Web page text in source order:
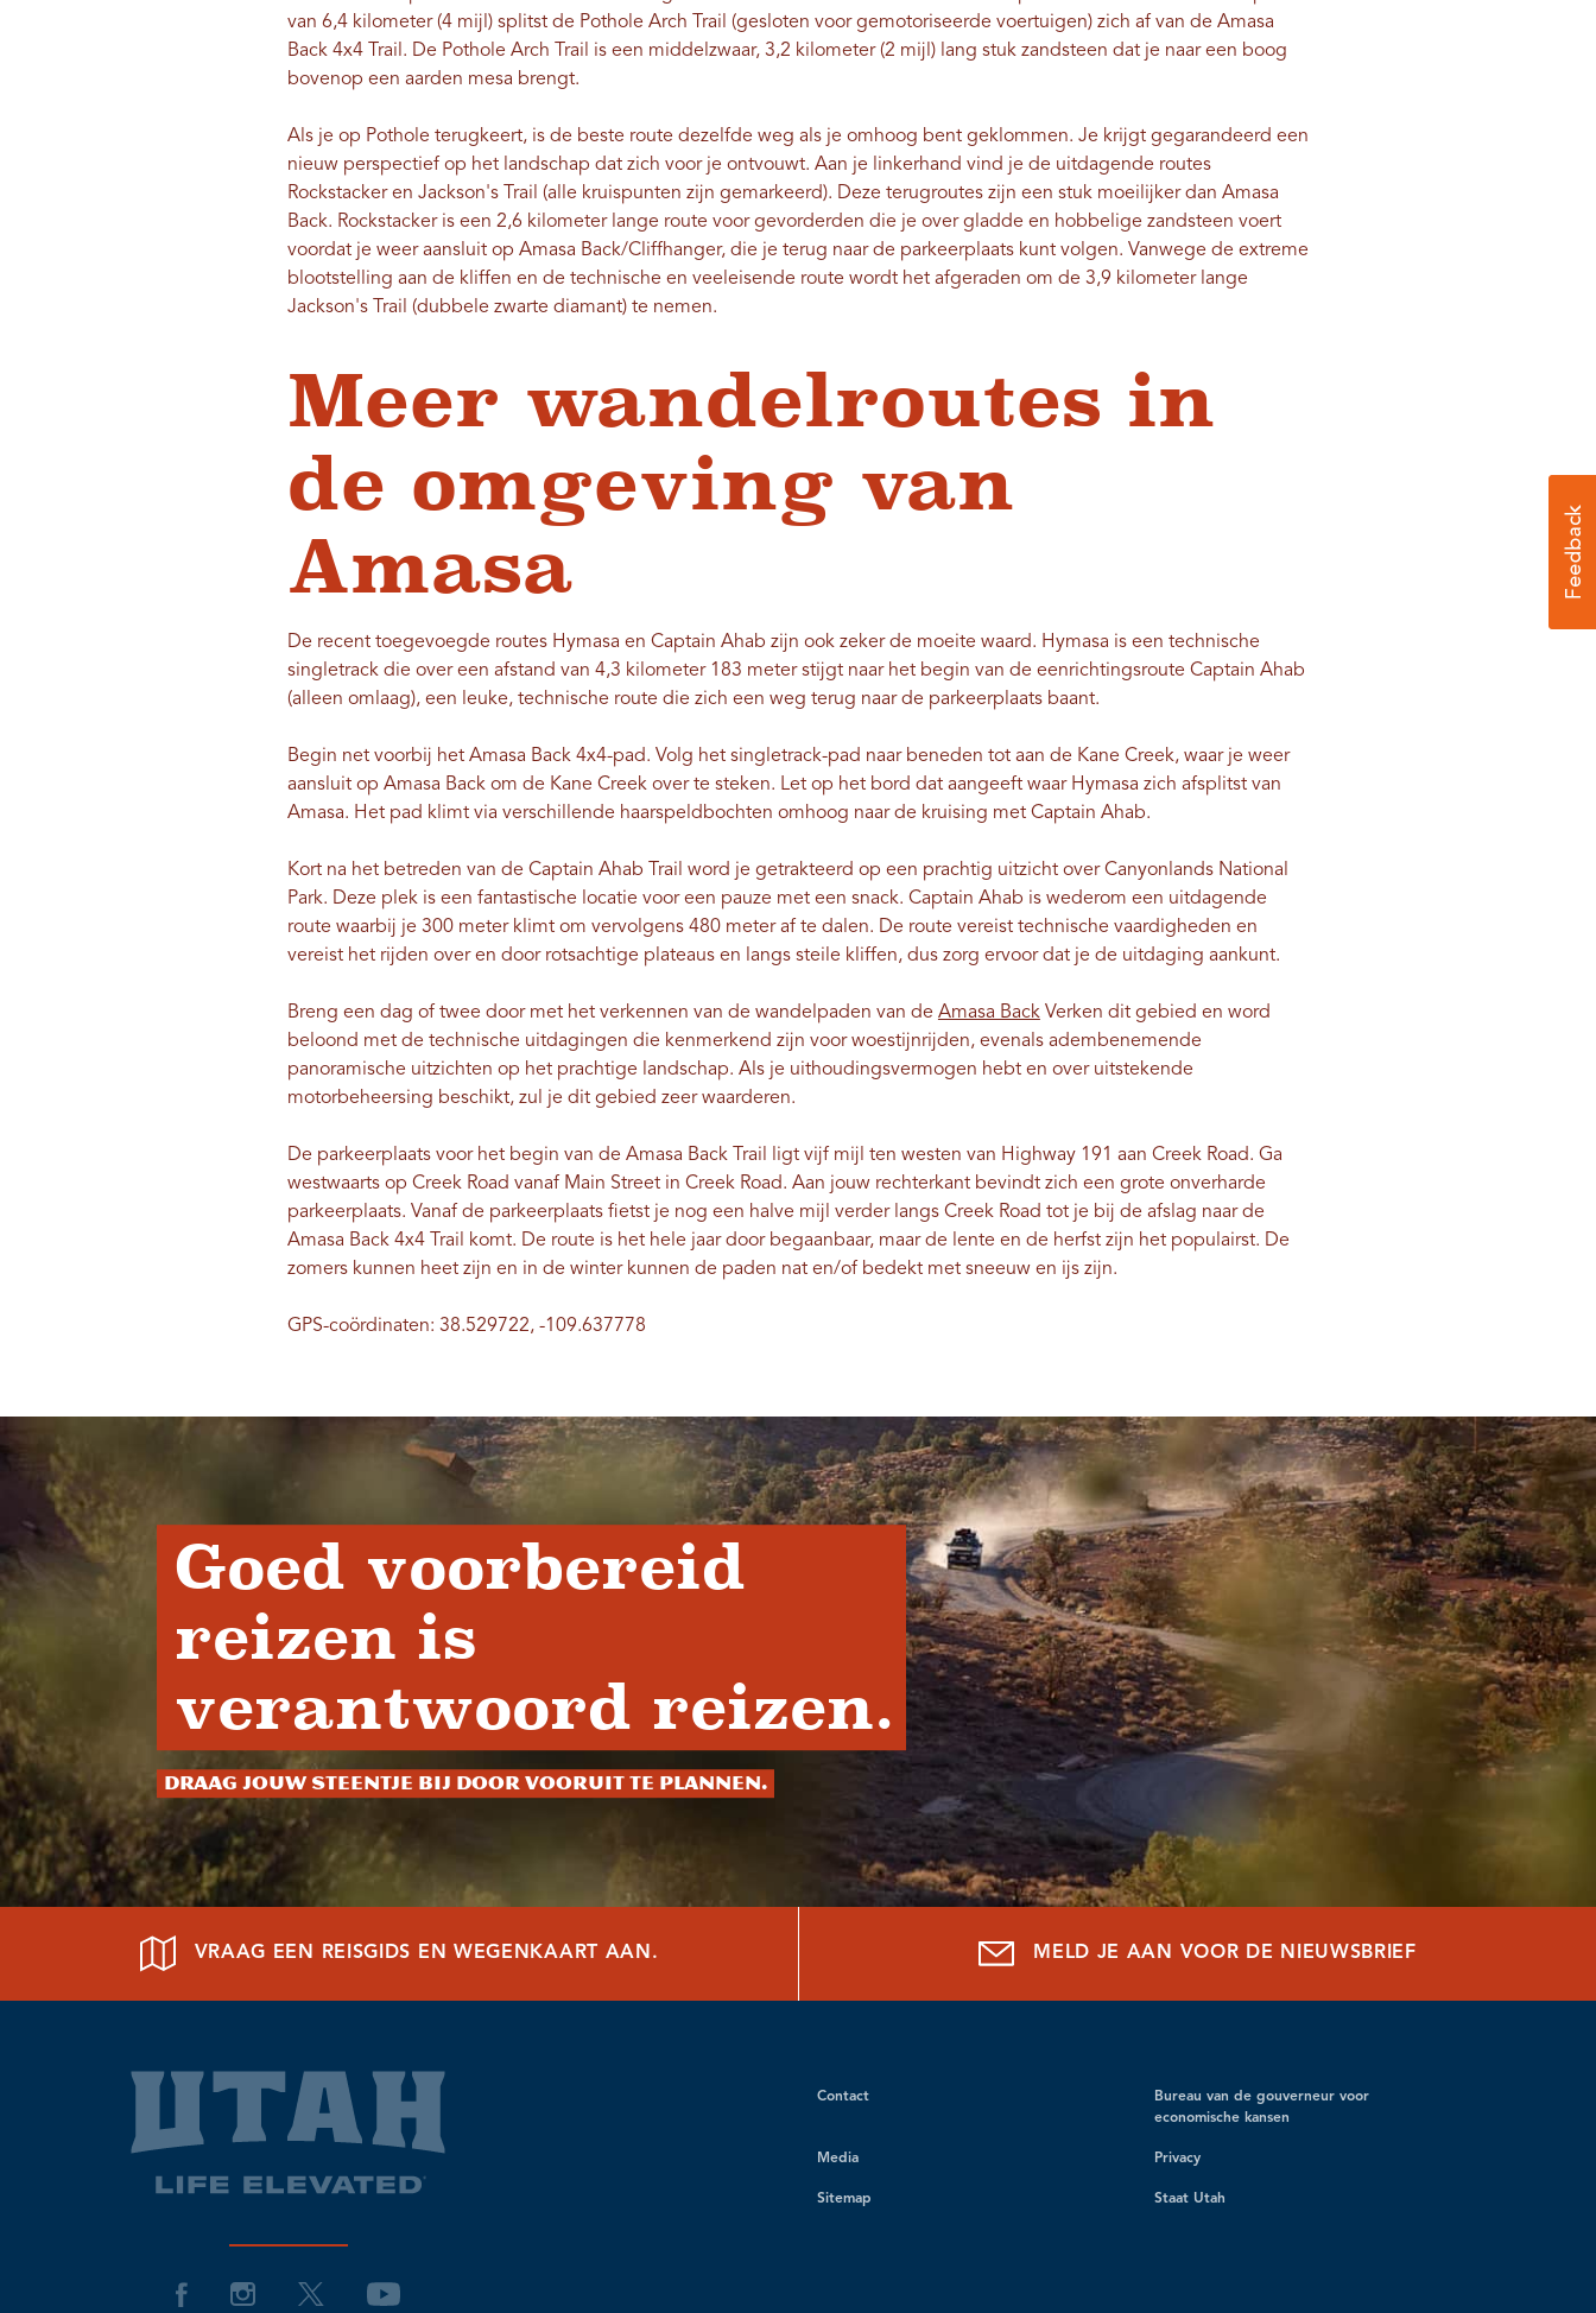
van 6,4 kilometer (4 mijl) splitst de Pothole Arch Trail (gesloten voor gemotoriseerde voertuigen) zich af van de Amasa
Back 4x4 Trail. De Pothole Arch Trail is een middelzwaar, 3,2 kilometer (2 mijl) lang stuk zandsteen dat je naar een boog
bovenop een aarden mesa brengt.
Als je op Pothole terugkeert, is de beste route dezelfde weg als je omhoog bent geklommen. Je krijgt gegarandeerd een
nieuw perspectief op het landschap dat zich voor je ontvouwt. Aan je linkerhand vind je de uitdagende routes
Rockstacker en Jackson's Trail (alle kruispunten zijn gemarkeerd). Deze terugroutes zijn een stuk moeilijker dan Amasa
Back. Rockstacker is een 2,6 kilometer lange route voor gevorderden die je over gladde en hobbelige zandsteen voert
voordat je weer aansluit op Amasa Back/Cliffhanger, die je terug naar de parkeerplaats kunt volgen. Vanwege de extreme
blootstelling aan de kliffen en de technische en veeleisende route wordt het afgeraden om de 3,9 kilometer lange
Jackson's Trail (dubbele zwarte diamant) te nemen.
Meer wandelroutes in
de omgeving van
Amasa
De recent toegevoegde routes Hymasa en Captain Ahab zijn ook zeker de moeite waard. Hymasa is een technische
singletrack die over een afstand van 4,3 kilometer 183 meter stijgt naar het begin van de eenrichtingsroute Captain Ahab
(alleen omlaag), een leuke, technische route die zich een weg terug naar de parkeerplaats baant.
Begin net voorbij het Amasa Back 4x4-pad. Volg het singletrack-pad naar beneden tot aan de Kane Creek, waar je weer
aansluit op Amasa Back om de Kane Creek over te steken. Let op het bord dat aangeeft waar Hymasa zich afsplitst van
Amasa. Het pad klimt via verschillende haarspeldbochten omhoog naar de kruising met Captain Ahab.
Kort na het betreden van de Captain Ahab Trail word je getrakteerd op een prachtig uitzicht over Canyonlands National
Park. Deze plek is een fantastische locatie voor een pauze met een snack. Captain Ahab is wederom een ​​uitdagende
route waarbij je 300 meter klimt om vervolgens 480 meter af te dalen. De route vereist technische vaardigheden en
vereist het rijden over en door rotsachtige plateaus en langs steile kliffen, dus zorg ervoor dat je de uitdaging aankunt.
Breng een dag of twee door met het verkennen van de wandelpaden van de Amasa BackVerken dit gebied en word
beloond met de technische uitdagingen die kenmerkend zijn voor woestijnrijden, evenals adembenemende
panoramische uitzichten op het prachtige landschap. Als je uithoudingsvermogen hebt en over uitstekende
motorbeheersing beschikt, zul je dit gebied zeer waarderen.
De parkeerplaats voor het begin van de Amasa Back Trail ligt vijf mijl ten westen van Highway 191 aan Creek Road. Ga
westwaarts op Creek Road vanaf Main Street in Creek Road. Aan jouw rechterkant bevindt zich een grote onverharde
parkeerplaats. Vanaf de parkeerplaats fietst je nog een halve mijl verder langs Creek Road tot je bij de afslag naar de
Amasa Back 4x4 Trail komt. De route is het hele jaar door begaanbaar, maar de lente en de herfst zijn het populairst. De
zomers kunnen heet zijn en in de winter kunnen de paden nat en/of bedekt met sneeuw en ijs zijn.
GPS-coördinaten: 38.529722, -109.637778
Goed voorbereid
reizen is
verantwoord reizen.
Draag jouw steentje bij door vooruit te plannen.
VRAAG EEN REISGIDS EN WEGENKAART AAN. MELD JE AAN VOOR DE NIEUWSBRIEF
Contact
Bureau van de gouverneur voor
economische kansen
Media Privacy
Sitemap Staat Utah